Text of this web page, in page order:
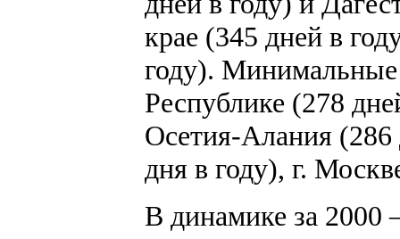
крае (345 дней в
году). Минимальные
Республике (278
Осетия-Алания (286
дня в году), г.
В динамике за 2000